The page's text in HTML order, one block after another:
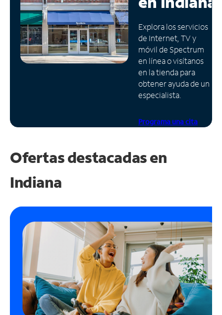
Administrar
cuenta
Encuentra
una
tienda
Explora los servicios
de Internet, TV y
móvil de Spectrum
en línea o visítanos
en la tienda para
obtener ayuda de un
especialista.
Programa una cita
Ofertas destacadas en
Indiana